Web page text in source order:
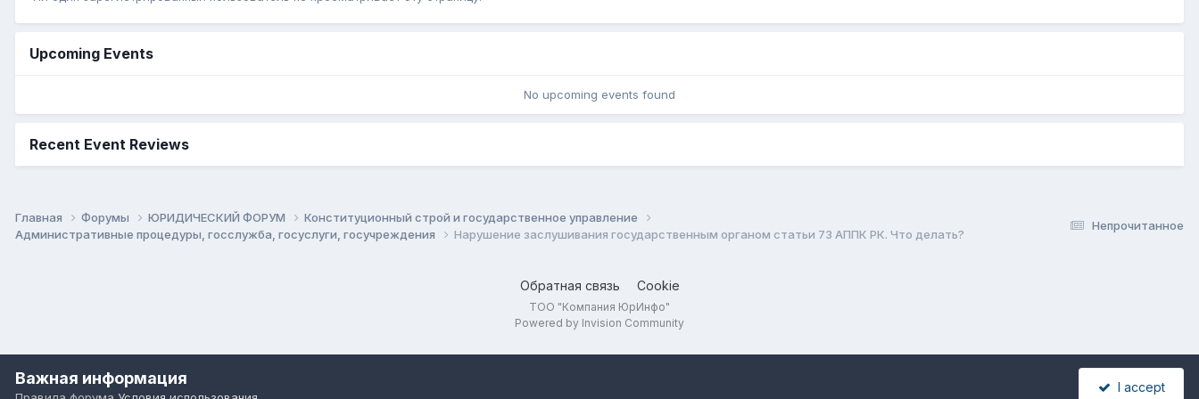
Upcoming Events
No upcoming events found
Recent Event Reviews
Непрочитанное
Главная Форумы ЮРИДИЧЕСКИЙ ФОРУМ
Конституционный строй и государственное управление
Административные процедуры, госслужба, госуслуги, госучреждения
Нарушение заслушивания государственным органом статьи 73 АППК РК. Что делать?
Обратная связь Cookie
ТОО "Компания ЮрИнфо"
Powered by Invision Community
Важная информация I accept